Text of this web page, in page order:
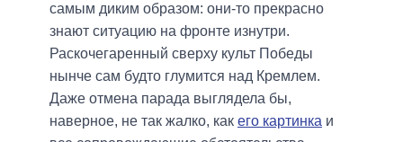
самым диким образом: они-то прекрасно
знают ситуацию на фронте изнутри.
Раскочегаренный сверху культ Победы
нынче сам будто глумится над Кремлем.
Даже отмена парада выглядела бы,
наверное, не так жалко, как его картинка и